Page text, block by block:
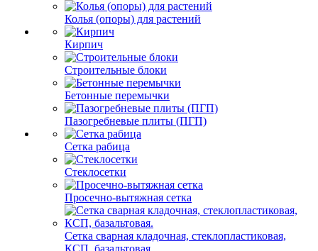
Колья (опоры) для растений
Кирпич
Строительные блоки
Бетонные перемычки
Пазогребневые плиты (ПГП)
Сетка рабица
Стеклосетки
Просечно-вытяжная сетка
Сетка сварная кладочная, стеклопластиковая,
КСП, базальтовая.